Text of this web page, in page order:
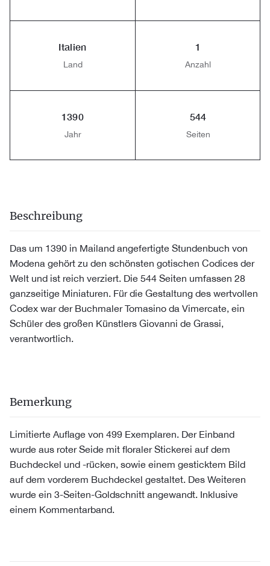
Italien
Land
1
Anzahl
1390
Jahr
544
Seiten
Beschreibung
Das um 1390 in Mailand angefertigte Stundenbuch von
Modena gehört zu den schönsten gotischen Codices der
Welt und ist reich verziert. Die 544 Seiten umfassen 28
ganzseitige Miniaturen. Für die Gestaltung des wertvollen
Codex war der Buchmaler Tomasino da Vimercate, ein
Schüler des großen Künstlers Giovanni de Grassi,
verantwortlich.
Bemerkung
Limitierte Auflage von 499 Exemplaren. Der Einband
wurde aus roter Seide mit floraler Stickerei auf dem
Buchdeckel und -rücken, sowie einem gesticktem Bild
auf dem vorderem Buchdeckel gestaltet. Des Weiteren
wurde ein 3-Seiten-Goldschnitt angewandt. Inklusive
einem Kommentarband.